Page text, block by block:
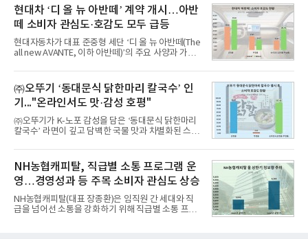
디교육, 대교, 디지
구창환)는 산업통상자원부 공공기관 41개 브랜드를
대상으로 지난 7월 7일부터 8월 7일까지 수집된 소비
자 빅데이터 91,102,549건을 분석한 결과, 한국전력
공사가 브랜드평판지수 10,670,633을 기록하며 8월
1위에 올랐다고 밝혔다. 분석에 활용된 빅데이터는 지
난 7월(88,893,823건) 대비 2.48% 증가한 수치다.연
수력원자력, 한국석
현대차 ‘디 올 뉴 아반떼’ 계약 개시…아반
떼 소비자 관심도·호감도 모두 급등
현대자동차가 대표 준중형 세단 ‘디 올 뉴 아반떼(The
all new AVANTE, 이하 아반떼)’의 주요 사양과 가격
떼는 6년 만에 선보이는 8세대 완전변경 모델로, ▲정
교한 선과 면을 중심으로 완성한 파격적인 디자인 ▲
과거 중형 세단 수준으로 확대된 차체 제원 ▲글로벌
최고 수준의 안전성 ▲성능과 효율을 동시에 높인 주
행 완성도 ▲첨단 편의 및 디지털 사양 적용 등을 통해
글로벌 준중형 세단의 새로운 기준을 세웠다.아반떼
는 가솔린 2.0과 1.6 하이브리드 두 가지 파워트레인
넘
㈜오뚜기 ‘동대문식 닭한마리 칼국수’ 인
기..."온라인서도 맛·감성 호평"
㈜오뚜기가 K-노포 감성을 담은 ‘동대문식 닭한마리
칼국수’ 라면이 깊고 담백한 국물 맛과 차별화된 스토
혔다.‘동대문식 닭한마리 칼국수’는 예상을 뛰어넘는
소비자 호응에 힘입어 지난 7월 13일 첫 선을 보인 지
단 18일 만에 누적 판매량 50만 개를 돌파하는 성과를
거두었다.이번 신제품은 개발진이 전국의 닭한마리
전문점을 직접 찾아 다니며 최적의 육수 비율을 완성
했다. 자극적이지 않으면서도 깊은 닭육수에 마늘의
개운한 풍미를 더했으며, 국물이 잘 배어들면서도 쫄
NH농협캐피탈, 직급별 소통 프로그램 운
영…경영성과 등 주목 소비자 관심도 상승
NH농협캐피탈(대표 장종환)은 임직원 간 세대와 직
급을 넘어선 소통을 강화하기 위해 직급별 소통 프로